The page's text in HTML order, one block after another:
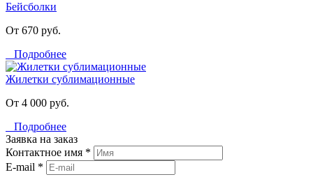
Бейсболки
От 670 руб.
Подробнее
Жилетки сублимационные
От 4 000 руб.
Подробнее
Заявка на заказ
Контактное имя *
E-mail *